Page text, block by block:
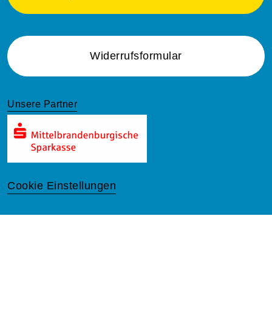
Widerrufsformular
Unsere Partner
Cookie Einstellungen